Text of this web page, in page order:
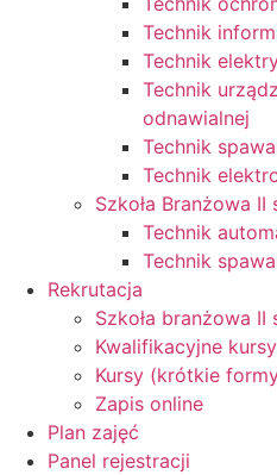
Technik
Technik
Technik
odnawialnej
Technik
Technik
Szkoła Branżowa II
Technik
Technik
Rekrutacja
Szkoła branżowa II
Kwalifikacyjne
Kursy (krótkie
Zapis online
Plan zajęć
Panel rejestracji